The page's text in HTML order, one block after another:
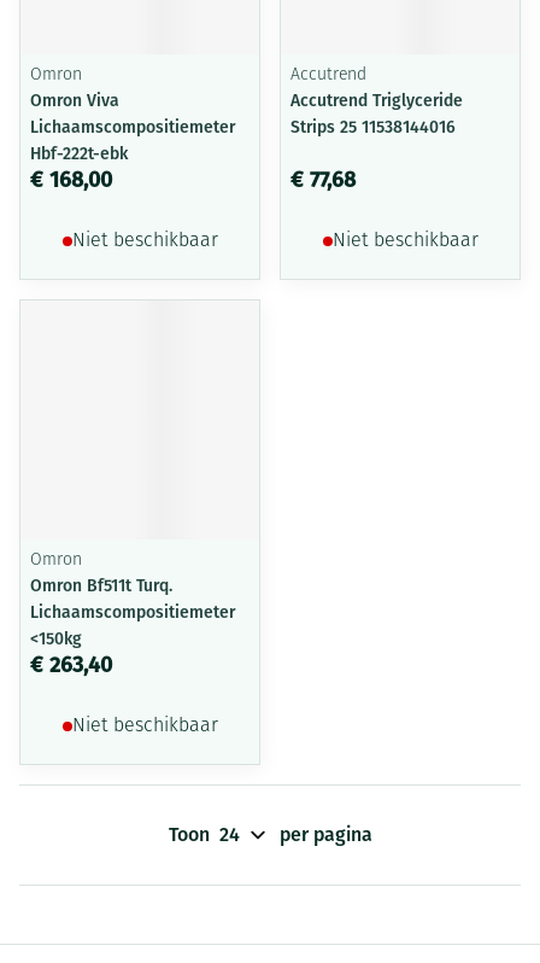
Omron
Omron Viva
Lichaamscompositiemeter
Hbf-222t-ebk
€ 168,00
Niet beschikbaar
Accutrend
Accutrend Triglyceride
Strips 25 11538144016
€ 77,68
Niet beschikbaar
Omron
Omron Bf511t Turq.
Lichaamscompositiemeter
<150kg
€ 263,40
Niet beschikbaar
Toon per pagina